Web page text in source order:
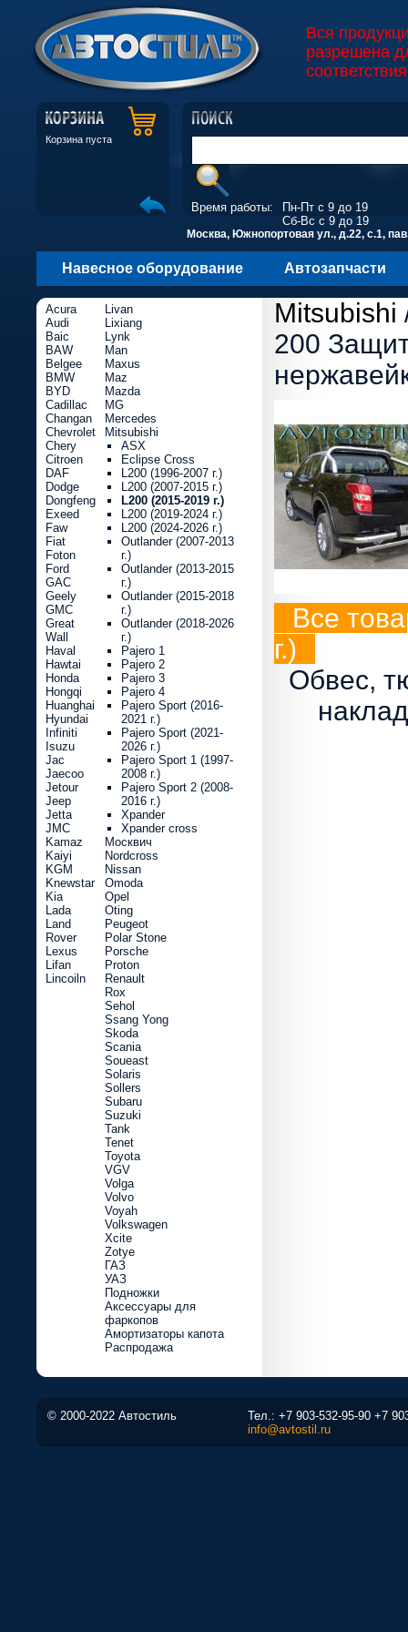
Вся
разрешена
Корзина пуста
Время работы:
Пн-Пт с 9 до 19
Сб-Вс с 9 до 19
Москва, Южнопортовая ул., д.22, с.1,
Навесное оборудование Автозапчасти
Mitsubishi
200
Все
г.)
Обвес,
Acura
Audi
Baic
BAW
Belgee
BMW
BYD
Cadillac
Changan
Chevrolet
Chery
Citroen
DAF
Dodge
Dongfeng
Exeed
Faw
Fiat
Foton
Ford
GAC
Geely
GMC
Great
Wall
Haval
Hawtai
Honda
Hongqi
Huanghai
Hyundai
Infiniti
Isuzu
Jac
Jaecoo
Jetour
Jeep
Jetta
JMC
Kamaz
Kaiyi
KGM
Knewstar
Kia
Lada
Land
Rover
Lexus
Lifan
Lincoiln
Livan
Lixiang
Lynk
Man
Maxus
Maz
Mazda
MG
Mercedes
Mitsubishi
ASX
Eclipse Cross
L200 (1996-2007 г.)
L200 (2007-2015 г.)
L200 (2015-2019 г.)
L200 (2019-2024 г.)
L200 (2024-2026 г.)
Outlander (2007-2013
г.)
Outlander (2013-2015
г.)
Outlander (2015-2018
г.)
Outlander (2018-2026
г.)
Pajero 1
Pajero 2
Pajero 3
Pajero 4
Pajero Sport (2016-
2021 г.)
Pajero Sport (2021-
2026 г.)
Pajero Sport 1 (1997-
2008 г.)
Pajero Sport 2 (2008-
2016 г.)
Xpander
Xpander cross
Москвич
Nordcross
Nissan
Omoda
Opel
Oting
Peugeot
Polar Stone
Porsche
Proton
Renault
Rox
Sehol
Ssang Yong
Skoda
Scania
Soueast
Solaris
Sollers
Subaru
Suzuki
Tank
Tenet
Toyota
VGV
Volga
Volvo
Voyah
Volkswagen
Xcite
Zotye
ГАЗ
УАЗ
Подножки
Аксессуары для
фаркопов
Амортизаторы капота
Распродажа
© 2000-2022 Автостиль Тел.: +7 903-532-95-90 +7
info@avtostil.ru